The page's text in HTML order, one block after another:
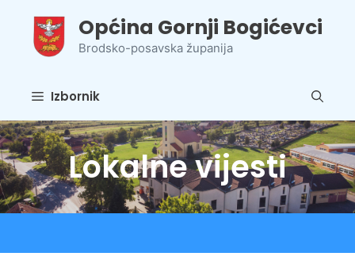
sadržaj
Općina Gornji Bogićevci
Brodsko-posavska županija
Izbornik
Lokalne vijesti